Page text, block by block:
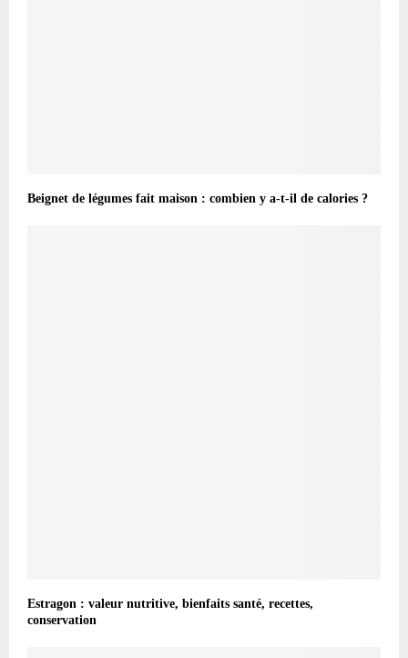
Beignet de légumes fait maison : combien y a-t-il de calories ?
Estragon : valeur nutritive, bienfaits santé, recettes,
conservation